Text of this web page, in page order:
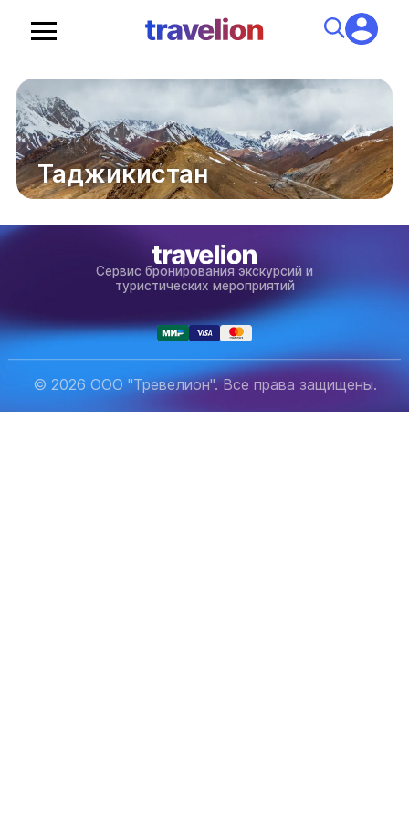
Таджикистан
Сервис бронирования экскурсий и
туристических мероприятий
© 2026 ООО "Тревелион". Все права защищены.